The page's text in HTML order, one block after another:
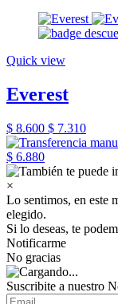
Quick view
Everest
$ 8.600 $ 7.310
$ 6.880
×
Lo sentimos, en este
elegido.
Si lo deseas, te
Notificarme
No gracias
Suscribite a nuestro